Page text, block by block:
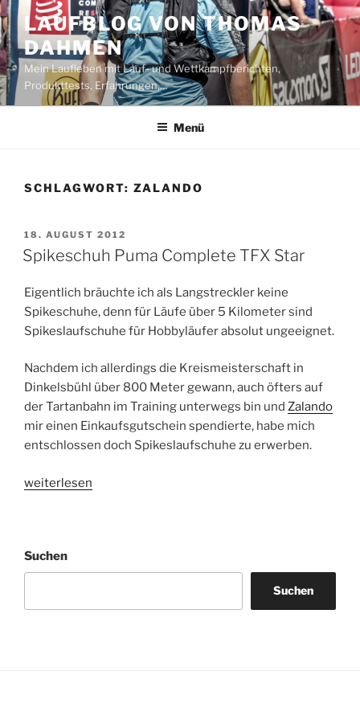
Zum
Inhalt
springen
LAUFBLOG VON THOMAS
DAHMEN
Mein Laufleben mit Lauf- und Wettkampfberichten,
Produkttests, Erfahrungen,…
Menü
SCHLAGWORT: ZALANDO
VERÖFFENTLICHT
AM
18. AUGUST 2012
Spikeschuh Puma Complete TFX Star
Eigentlich bräuchte ich als Langstreckler keine
Spikeschuhe, denn für Läufe über 5 Kilometer sind
Spikeslaufschuhe für Hobbyläufer absolut ungeeignet.
Nachdem ich allerdings die Kreismeisterschaft in
Dinkelsbühl über 800 Meter gewann, auch öfters auf
der Tartanbahn im Training unterwegs bin und Zalando
mir einen Einkaufsgutschein spendierte, habe mich
entschlossen doch Spikeslaufschuhe zu erwerben.
„Spikeschuh
Star“
weiterlesen
Suchen
Suchen